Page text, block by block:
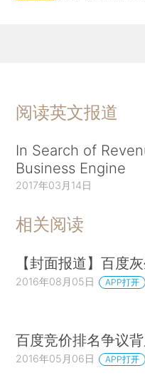
阅读英文报道
In Search of
Business Engine
2017年03月14日
相关阅读
【封面报道】百度
2016年08月05日 APP打开
百度竞价排名争议
2016年05月06日 APP打开